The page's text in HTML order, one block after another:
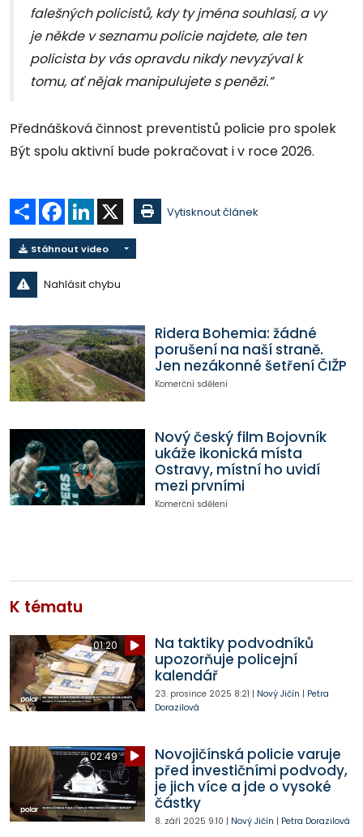
falešných policistů, kdy ty jména souhlasí, a vy
je někde v seznamu policie najdete, ale ten
policista by vás opravdu nikdy nevyzýval k
tomu, ať nějak manipulujete s penězi.”
Přednášková činnost preventistů policie pro spolek
Být spolu aktivní bude pokračovat i v roce 2026.
Sdílet Facebook
LinkedIn Vytisknout článek
Stáhnout video
Nahlásit chybu
Ridera Bohemia: žádné
porušení na naší straně.
Jen nezákonné šetření ČIŽP
Komerční sdělení
Nový český film Bojovník
ukáže ikonická místa
Ostravy, místní ho uvidí
mezi prvními
Komerční sdělení
K tématu
01:20
Na taktiky podvodníků
upozorňuje policejní
kalendář
23. prosince 2025 8:21 | Nový Jičín | Petra
Dorazilová
02:49
Novojičínská policie varuje
před investičními podvody,
je jich více a jde o vysoké
částky
8. září 2025 9:10 | Nový Jičín | Petra Dorazilová